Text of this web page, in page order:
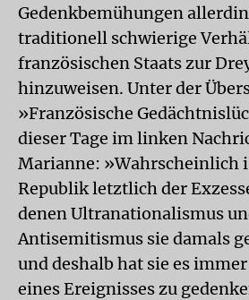
Gedenkbemühungen
traditionell schwierige
französischen Staats zur
hinzuweisen. Unter der
»Französische
dieser Tage im linken
Marianne: »Wahrscheinlich
Republik letztlich der
denen Ultranationalismus
Antisemitismus sie damals
und deshalb hat sie es
eines Ereignisses zu